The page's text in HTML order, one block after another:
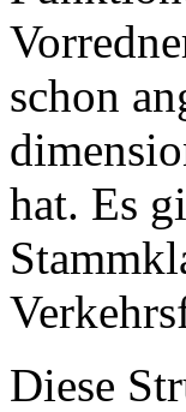
schon
hat. Es
Diese